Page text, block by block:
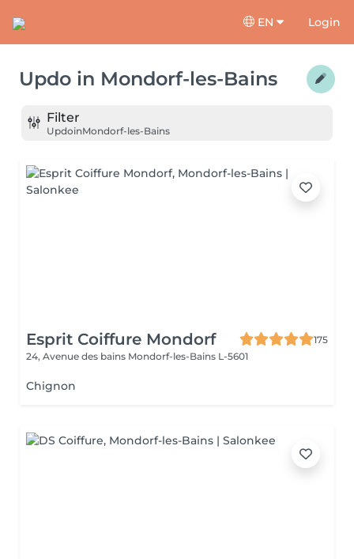
EN Login
Updo in Mondorf-les-Bains
Filter
UpdoinMondorf-les-Bains
Esprit Coiffure Mondorf
175
24, Avenue des bains Mondorf-les-Bains L-5601
Chignon